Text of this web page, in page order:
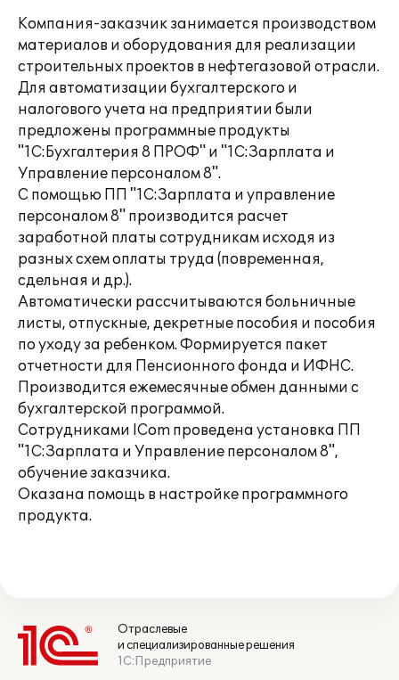
Компания-заказчик занимается производством
материалов и оборудования для реализации
строительных проектов в нефтегазовой отрасли.
Для автоматизации бухгалтерского и
налогового учета на предприятии были
предложены программные продукты
"1С:Бухгалтерия 8 ПРОФ" и "1С:Зарплата и
Управление персоналом 8".
С помощью ПП "1С:Зарплата и управление
персоналом 8" производится расчет
заработной платы сотрудникам исходя из
разных схем оплаты труда (повременная,
сдельная и др.).
Автоматически рассчитываются больничные
листы, отпускные, декретные пособия и пособия
по уходу за ребенком. Формируется пакет
отчетности для Пенсионного фонда и ИФНС.
Производится ежемесячные обмен данными с
бухгалтерской программой.
Сотрудниками ICom проведена установка ПП
"1С:Зарплата и Управление персоналом 8",
обучение заказчика.
Оказана помощь в настройке программного
продукта.
Отраслевые
и специализированные решения
1С:Предприятие